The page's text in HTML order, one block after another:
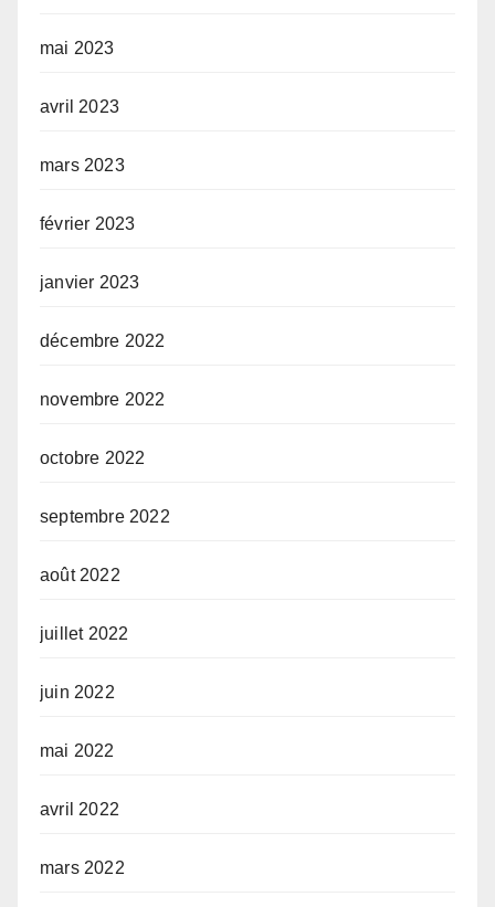
mai 2023
avril 2023
mars 2023
février 2023
janvier 2023
décembre 2022
novembre 2022
octobre 2022
septembre 2022
août 2022
juillet 2022
juin 2022
mai 2022
avril 2022
mars 2022